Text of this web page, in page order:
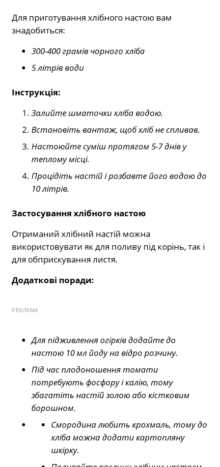
Для приготування хлібного настою вам
знадобиться:
300-400 грамів чорного хліба
5 літрів води
Інструкція:
Залийте шматочки хліба водою.
Встановіть вантаж, щоб хліб не спливав.
Настоюйте суміш протягом 5-7 днів у
теплому місці.
Процідіть настій і розбавте його водою до
10 літрів.
Застосування хлібного настою
Отриманий хлібний настій можна
використовувати як для поливу під корінь, так і
для обприскування листя.
Додаткові поради:
РЕКЛАМА
Для підживлення огірків додайте до
настою 10 мл йоду на відро розчину.
Під час плодоношення томати
потребують фосфору і калію, тому
збагатіть настій золою або кістковим
борошном.
Смородина любить крохмаль, тому до
хліба можна додати картопляну
шкірку.